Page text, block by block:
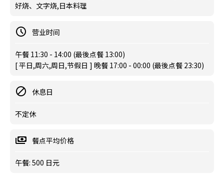
好烧、文字烧,日本料理
营业时间
午餐 11:30 - 14:00 (最後点餐 13:00)
[ 平日,周六,周日,节假日 ] 晚餐 17:00 - 00:00 (最後点餐 23:30)
休息日
不定休
餐点平均价格
午餐: 500 日元